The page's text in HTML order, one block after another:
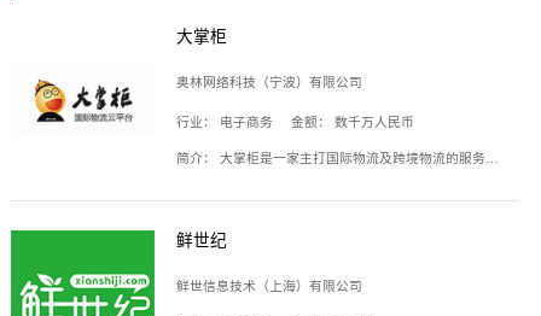
大掌柜
奥林网络科技（宁波）有限公司
行业： 电子商务 金额： 数千万人民币
简介： 大掌柜是一家主打国际物流及跨境物流的服务云平台，致力于帮助全球国际物流企业在互联网上建立自己的平台，核心产品包括运价通、生意通、业务通、订舱通、招财通等，奥林网络科技（宁波）有限公司旗下产品。
鲜世纪
鲜世信息技术（上海）有限公司